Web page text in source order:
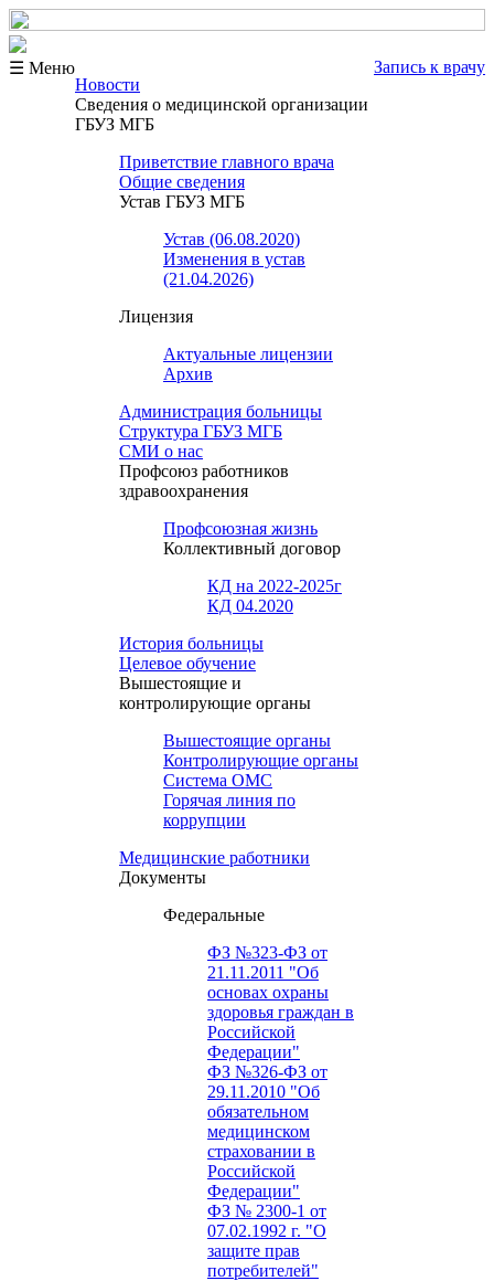
☰ Меню
Запись к врачу
Новости
Сведения о медицинской организации
ГБУЗ МГБ
Приветствие главного врача
Общие сведения
Устав ГБУЗ МГБ
Устав (06.08.2020)
Изменения в устав
(21.04.2026)
Лицензия
Актуальные лицензии
Архив
Администрация больницы
Структура ГБУЗ МГБ
СМИ о нас
Профсоюз работников
здравоохранения
Профсоюзная жизнь
Коллективный договор
КД на 2022-2025г
КД 04.2020
История больницы
Целевое обучение
Вышестоящие и
контролирующие органы
Вышестоящие органы
Контролирующие органы
Система ОМС
Горячая линия по
коррупции
Медицинские работники
Документы
Федеральные
ФЗ №323-ФЗ от
21.11.2011 "Об
основах охраны
здоровья граждан в
Российской
Федерации"
ФЗ №326-ФЗ от
29.11.2010 "Об
обязательном
медицинском
страховании в
Российской
Федерации"
ФЗ № 2300-1 от
07.02.1992 г. "О
защите прав
потребителей"